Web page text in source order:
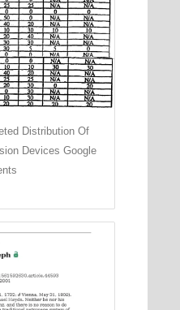
Distribution Of
Devices Google